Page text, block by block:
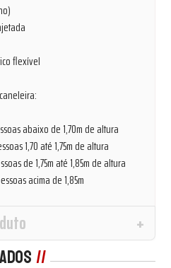
flexível
abaixo de 1,70m de altura
1,70 até 1,75m de altura
de 1,75m até 1,85m de altura
acima de 1,85m